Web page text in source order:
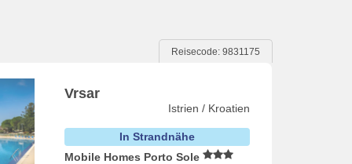
Reisecode: 9831175
Vrsar
Istrien / Kroatien
In Strandnähe
Mobile Homes Porto Sole